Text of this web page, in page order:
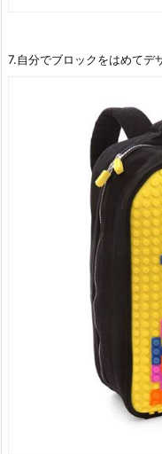
7.自分でブロックをはめてデ